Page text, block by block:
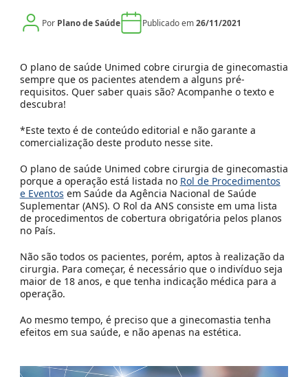
Por Plano de Saúde Publicado em26/11/2021
O plano de saúde Unimed cobre cirurgia de ginecomastia
sempre que os pacientes atendem a alguns pré-
requisitos. Quer saber quais são? Acompanhe o texto e
descubra!
*Este texto é de conteúdo editorial e não garante a
comercialização deste produto nesse site.
O plano de saúde Unimed cobre cirurgia de ginecomastia
porque a operação está listada no Rol de Procedimentos
e Eventos em Saúde da Agência Nacional de Saúde
Suplementar (ANS). O Rol da ANS consiste em uma lista
de procedimentos de cobertura obrigatória pelos planos
no País.
Não são todos os pacientes, porém, aptos à realização da
cirurgia. Para começar, é necessário que o indivíduo seja
maior de 18 anos, e que tenha indicação médica para a
operação.
Ao mesmo tempo, é preciso que a ginecomastia tenha
efeitos em sua saúde, e não apenas na estética.